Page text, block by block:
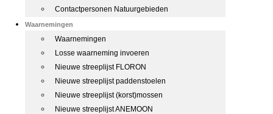
Contactpersonen Natuurgebieden
Waarnemingen
Waarnemingen
Losse waarneming invoeren
Nieuwe streeplijst FLORON
Nieuwe streeplijst paddenstoelen
Nieuwe streeplijst (korst)mossen
Nieuwe streeplijst ANEMOON